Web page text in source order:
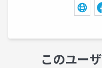
このユー